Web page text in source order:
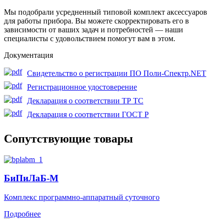
Мы подобрали усредненный типовой комплект аксессуаров
для работы прибора. Вы можете скорректировать его в
зависимости от ваших задач и потребностей — наши
специалисты с удовольствием помогут вам в этом.
Документация
Свидетельство о регистрации ПО Поли-Спектр.NET
Регистрационное удостоверение
Декларация о соответствии ТР ТС
Декларация о соответствии ГОСТ Р
Сопутствующие товары
БиПиЛаБ-М
Комплекс программно-аппаратный суточного
Подробнее